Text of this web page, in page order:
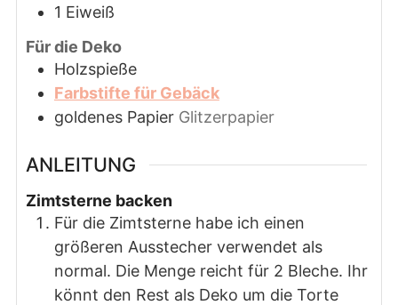
1 Eiweiß
Für die Deko
Holzspieße
Farbstifte für Gebäck
goldenes Papier Glitzerpapier
ANLEITUNG
Zimtsterne backen
Für die Zimtsterne habe ich einen
größeren Ausstecher verwendet als
normal. Die Menge reicht für 2 Bleche. Ihr
könnt den Rest als Deko um die Torte